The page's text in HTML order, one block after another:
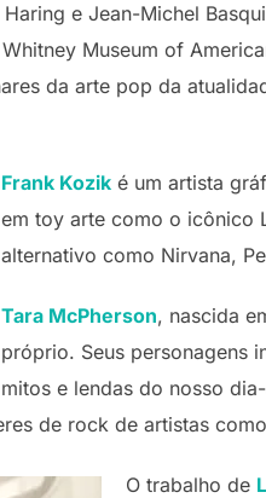
e Jean-Michel
Museum of
da arte pop da
Frank Kozik é um artista
em toy arte como o icônico
alternativo como Nirvana,
Tara McPherson, nascida
próprio. Seus personagens
mitos e lendas do nosso
de rock de artistas
O trabalho de